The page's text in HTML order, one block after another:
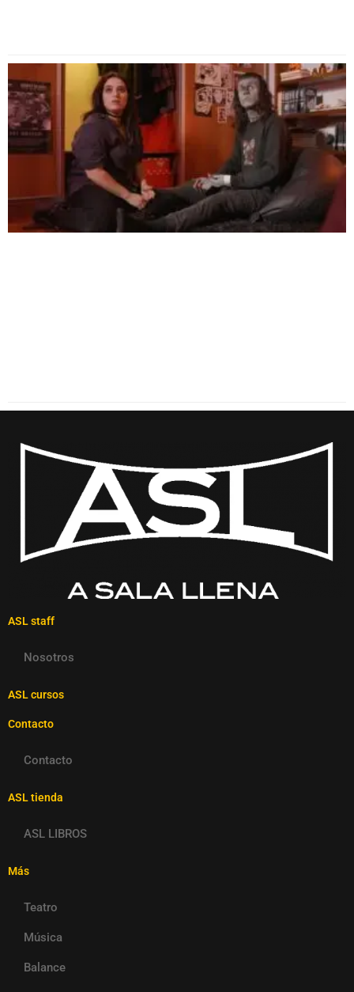
ASL staff
Nosotros
ASL cursos
Contacto
Contacto
ASL tienda
ASL LIBROS
Más
Teatro
Música
Balance